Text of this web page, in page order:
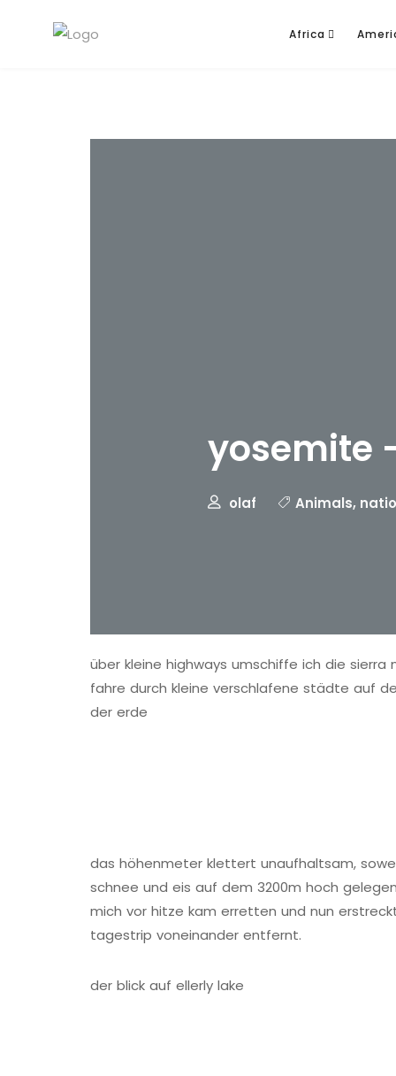
Africa
yosemite
olaf Animals,
über kleine highways umschiffe ich die
fahre durch kleine verschlafene städte auf
der erde
das höhenmeter klettert unaufhaltsam,
schnee und eis auf dem 3200m hoch
mich vor hitze kam erretten und nun
tagestrip voneinander entfernt.
der blick auf ellerly lake